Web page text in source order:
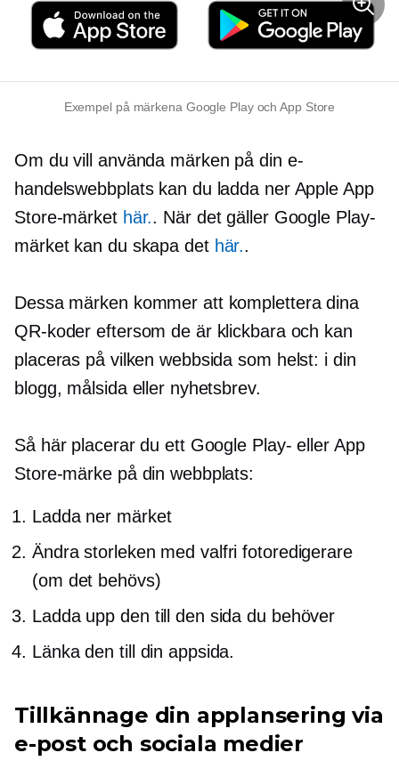
Exempel på märkena Google Play och App Store
Om du vill använda märken på din e-
handelswebbplats kan du ladda ner Apple App
Store-märket här.. När det gäller Google Play-
märket kan du skapa det här..
Dessa märken kommer att komplettera dina
QR-koder eftersom de är klickbara och kan
placeras på vilken webbsida som helst: i din
blogg, målsida eller nyhetsbrev.
Så här placerar du ett Google Play- eller App
Store-märke på din webbplats:
Ladda ner märket
Ändra storleken med valfri fotoredigerare
(om det behövs)
Ladda upp den till den sida du behöver
Länka den till din appsida.
Tillkännage din applansering via
e-post och sociala medier